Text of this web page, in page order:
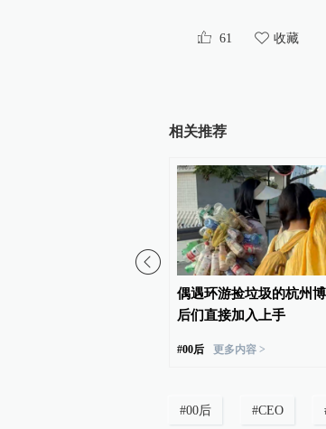
61 收藏
相关推荐
偶遇环游捡垃圾的杭州
后们直接加入上手
#00后 更多内容 >
#00后 #CEO